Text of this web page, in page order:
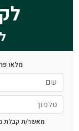
מלאו
מאשר/ת קבלת